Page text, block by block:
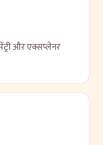
और एक्सप्लेनर